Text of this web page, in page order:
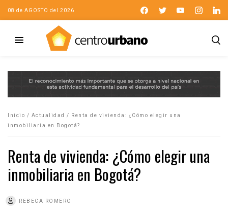
08 de AGOSTO del 2026
Inicio / Actualidad /
Renta de vivienda: ¿Cómo elegir una
inmobiliaria en Bogotá?
Renta de vivienda: ¿Cómo elegir una
inmobiliaria en Bogotá?
REBECA ROMERO